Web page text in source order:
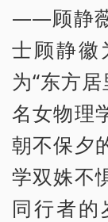
——顾静
士顾静徽
为“东方
名女物理
朝不保夕
学双姝不
同行者